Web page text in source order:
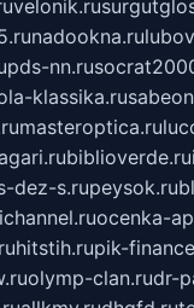
velonik.ru
nadookna.ru
pds-nn.ru
klassika.ru
masteroptica.ru
biblioverde.ru
dez-s.rupeysok.ru
ocenka-
hitstih.rupik-
olymp-clan.rudr-